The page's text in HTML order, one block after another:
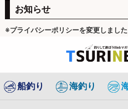
お知らせ
※プライバシーポリシーを変更しました
船釣り 海釣り